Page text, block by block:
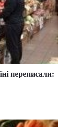
переписали: